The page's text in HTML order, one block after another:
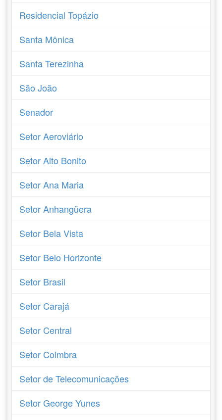
Residencial Topázio
Santa Mônica
Santa Terezinha
São João
Senador
Setor Aeroviário
Setor Alto Bonito
Setor Ana Maria
Setor Anhangüera
Setor Bela Vista
Setor Belo Horizonte
Setor Brasil
Setor Carajá
Setor Central
Setor Coimbra
Setor de Telecomunicações
Setor George Yunes